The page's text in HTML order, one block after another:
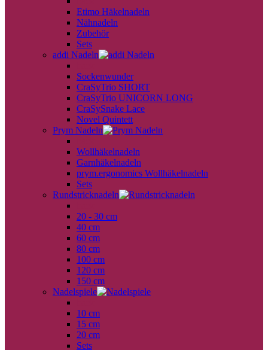
Etimo Häkelnadeln
Nähnadeln
Zubehör
Sets
addi Nadeln
Sockenwunder
CraSyTrio SHORT
CraSyTrio UNICORN LONG
CraSySnake Lace
Novel Quintett
Prym Nadeln
Wollhäkelnadeln
Garnhäkelnadeln
prym.ergonomics Wollhäkelnadeln
Sets
Rundstricknadeln
20 - 30 cm
40 cm
60 cm
80 cm
100 cm
120 cm
150 cm
Nadelspiele
10 cm
15 cm
20 cm
Sets